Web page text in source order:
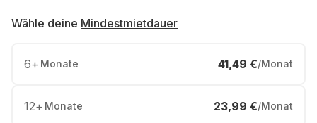
Wähle deine Mindestmietdauer
6+ Monate 41,49 €/Monat
12+ Monate 23,99 €/Monat